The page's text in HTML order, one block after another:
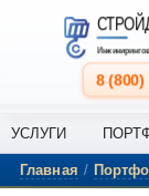
Перейти к
8 (800)
УСЛУГИ
Главная /